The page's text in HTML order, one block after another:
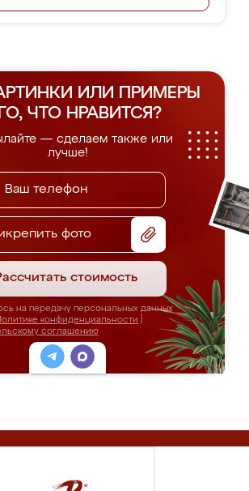
ИЛИ ПРИМЕРЫ
ЧТО НРАВИТСЯ?
— сделаем также или
лучше!
фото
стоимость
на передачу персональных данных
конфиденциальности
соглашению